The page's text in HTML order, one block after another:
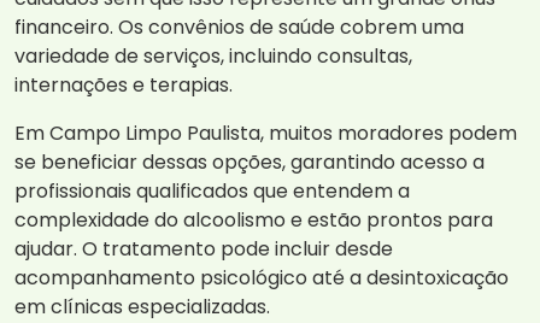
financeiro. Os convênios de saúde cobrem uma
variedade de serviços, incluindo consultas,
internações e terapias.
Em Campo Limpo Paulista, muitos moradores podem
se beneficiar dessas opções, garantindo acesso a
profissionais qualificados que entendem a
complexidade do alcoolismo e estão prontos para
ajudar. O tratamento pode incluir desde
acompanhamento psicológico até a desintoxicação
em clínicas especializadas.